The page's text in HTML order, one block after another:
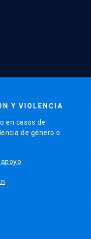
Y VIOLENCIA
en casos de
de género o